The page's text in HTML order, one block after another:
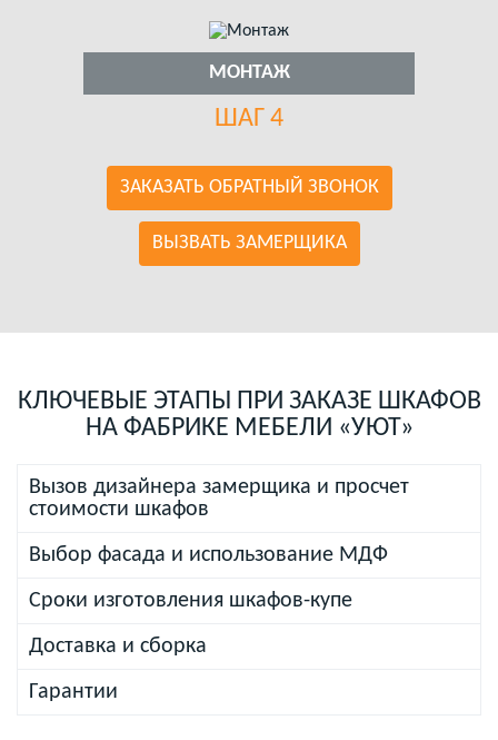
МОНТАЖ
ШАГ 4
ЗАКАЗАТЬ ОБРАТНЫЙ ЗВОНОК
ВЫЗВАТЬ ЗАМЕРЩИКА
КЛЮЧЕВЫЕ ЭТАПЫ ПРИ ЗАКАЗЕ ШКАФОВ
НА ФАБРИКЕ МЕБЕЛИ «УЮТ»
Вызов дизайнера замерщика и просчет
стоимости шкафов
Выбор фасада и использование МДФ
Сроки изготовления шкафов-купе
Доставка и сборка
Гарантии